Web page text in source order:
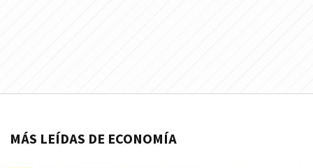
MÁS LEÍDAS DE ECONOMÍA